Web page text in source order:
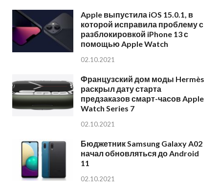
Apple выпустила iOS 15.0.1, в
которой исправила проблему с
разблокировкой iPhone 13 с
помощью Apple Watch
02.10.2021
Французский дом моды Hermès
раскрыл дату старта
предзаказов смарт-часов Apple
Watch Series 7
02.10.2021
Бюджетник Samsung Galaxy A02
начал обновляться до Android
11
02.10.2021